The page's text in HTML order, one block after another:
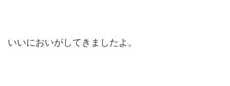
いいにおいがしてきましたよ。